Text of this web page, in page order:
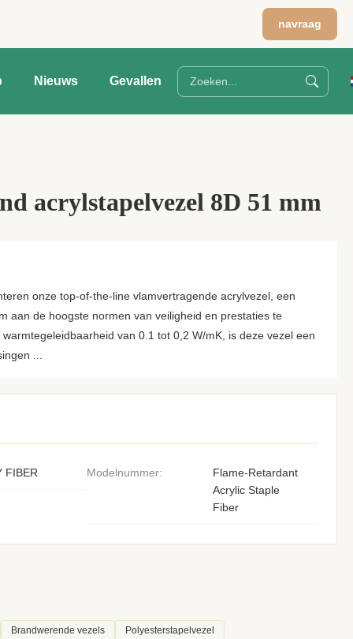
navraag
Nieuws Gevallen
acrylstapelvezel 8D 51 mm
onze top-of-the-line vlamvertragende acrylvezel, een
aan de hoogste normen van veiligheid en prestaties te
van 0.1 tot 0,2 W/mK, is deze vezel een
...
FIBER Modelnummer:
Flame-Retardant
Acrylic Staple
Fiber
Brandwerende vezels Polyesterstapelvezel